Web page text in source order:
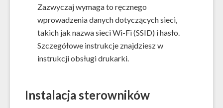
Zazwyczaj wymaga to ręcznego
wprowadzenia danych dotyczących sieci,
takich jak nazwa sieci Wi-Fi (SSID) i hasło.
Szczegółowe instrukcje znajdziesz w
instrukcji obsługi drukarki.
Instalacja sterowników